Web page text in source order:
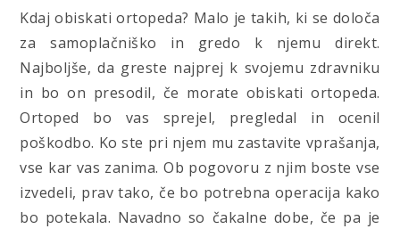
Kdaj obiskati ortopeda? Malo je takih, ki se določa
za samoplačniško in gredo k njemu direkt.
Najboljše, da greste najprej k svojemu zdravniku
in bo on presodil, če morate obiskati ortopeda.
Ortoped bo vas sprejel, pregledal in ocenil
poškodbo. Ko ste pri njem mu zastavite vprašanja,
vse kar vas zanima. Ob pogovoru z njim boste vse
izvedeli, prav tako, če bo potrebna operacija kako
bo potekala. Navadno so čakalne dobe, če pa je